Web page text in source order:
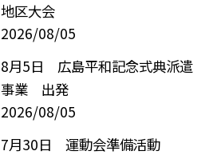
地区大会
2026/08/05
8月5日 広島平和記念式典派遣
事業 出発
2026/08/05
7月30日 運動会準備活動